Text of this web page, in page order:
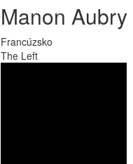
Manon Aubry
Francúzsko
The Left